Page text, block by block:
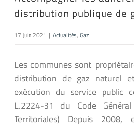
distribution publique de
17 Juin 2021 | Actualités, Gaz
Les communes sont
distribution de gaz naturel
exécution du service public
L.2224-31 du Code
Territoriales) Depuis 2008,